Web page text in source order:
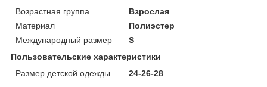
Возрастная группа
Взрослая
Материал
Полиэстер
Международный размер
S
Пользовательские характеристики
Размер детской одежды
24-26-28